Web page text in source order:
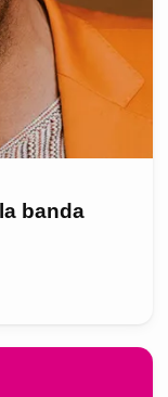
banda